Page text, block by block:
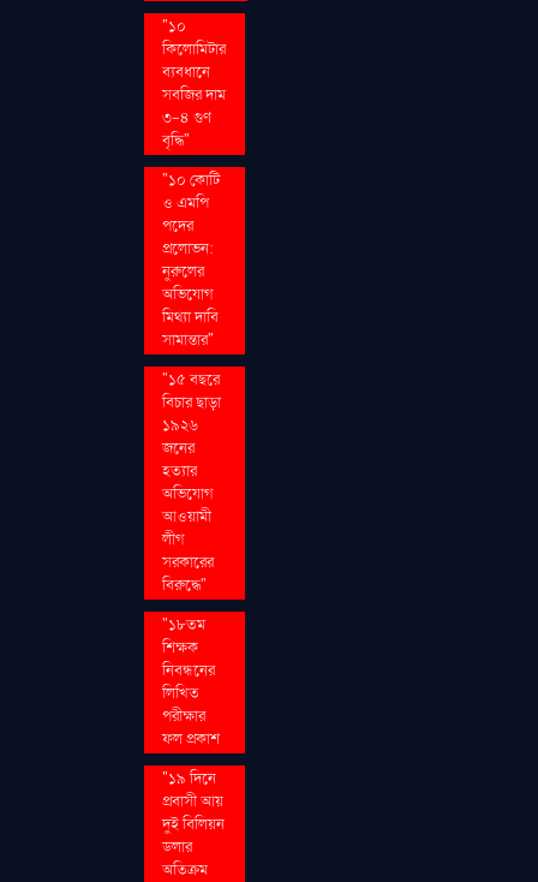
"১০
কিলোমিটার
ব্যবধানে
সবজির দাম
৩-৪ গুণ
বৃদ্ধি"
"১০ কোটি
ও এমপি
পদের
প্রলোভন:
নুরুলের
অভিযোগ
মিথ্যা দাবি
সামান্তার"
"১৫ বছরে
বিচার ছাড়া
১৯২৬
জনের
হত্যার
অভিযোগ
আওয়ামী
লীগ
সরকারের
বিরুদ্ধে"
"১৮তম
শিক্ষক
নিবন্ধনের
লিখিত
পরীক্ষার
ফল প্রকাশ
"১৯ দিনে
প্রবাসী আয়
দুই বিলিয়ন
ডলার
অতিক্রম